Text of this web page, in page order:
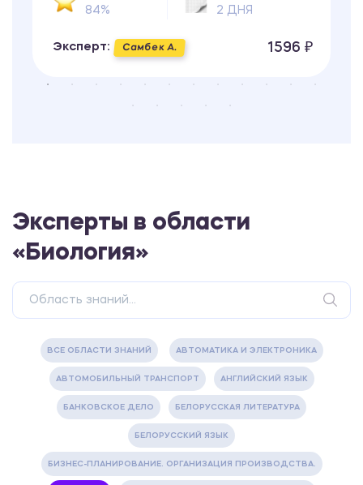
84% 2 ДНЯ
Эксперт: Самбек А. 1596 ₽
Эксперты в области
«Биология»
ВСЕ ОБЛАСТИ ЗНАНИЙ АВТОМАТИКА И ЭЛЕКТРОНИКА
АВТОМОБИЛЬНЫЙ ТРАНСПОРТ АНГЛИЙСКИЙ ЯЗЫК
БАНКОВСКОЕ ДЕЛО БЕЛОРУССКАЯ ЛИТЕРАТУРА
БЕЛОРУССКИЙ ЯЗЫК
БИЗНЕС-ПЛАНИРОВАНИЕ. ОРГАНИЗАЦИЯ ПРОИЗВОДСТВА.